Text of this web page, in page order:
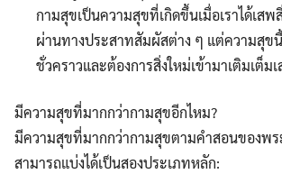
กามสุขเป็นความสุขที่เกิดขึ้นเมื่อเราได้เสพ
ผ่านทางประสาทสัมผัสต่าง ๆ แต่ความสุข
ชั่วคราวและต้องการสิ่งใหม่เข้ามาเติมเต็ม
มีความสุขที่มากกว่ากามสุขอีกไหม?
มีความสุขที่มากกว่ากามสุขตามคำสอนของพร
สามารถแบ่งได้เป็นสองประเภทหลัก: